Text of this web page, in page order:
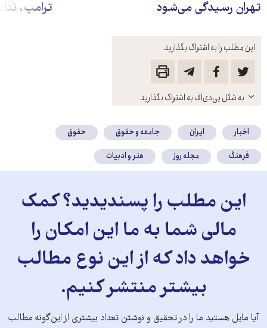
این مطلب را به اشتراک بگذارید
باز
کنید
به شکل پی‌دی‌اف به اشتراک بگذارید
تهران رسیدگی می‌شود
ترامپ،
اخبار ایران جامعه و حقوق
حقوق
فرهنگ
مجله روز هنر و ادبیات
این مطلب را پسندیدید؟ کمک
مالی شما به ما این امکان را
خواهد داد که از این نوع مطالب
بیشتر منتشر کنیم.
آیا مایل هستید ما را در تحقیق و نوشتن تعداد بیشتری از این‌گونه مطالب